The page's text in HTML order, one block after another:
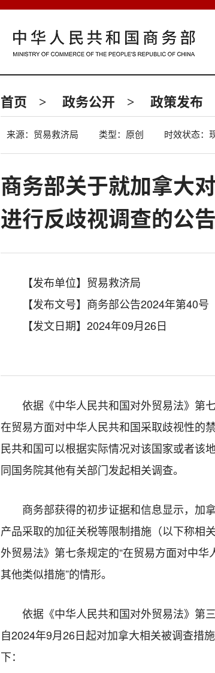
首页 > 政务公开 > 政策发布
来源：贸易救济局 类型：原创 时效状态：
商务部关于就加拿大
进行反歧视调查的公告
【发布单位】贸易救济局
【发布文号】商务部公告2024年第40号
【发文日期】2024年09月26日
依据《中华人民共和国对外贸易法》第
在贸易方面对中华人民共和国采取歧视性的
民共和国可以根据实际情况对该国家或者该
同国务院其他有关部门发起相关调查。
商务部获得的初步证据和信息显示，加
产品采取的加征关税等限制措施（以下称相
外贸易法》第七条规定的“在贸易方面对中
其他类似措施”的情形。
依据《中华人民共和国对外贸易法》第
自2024年9月26日起对加拿大相关被调查措
下：